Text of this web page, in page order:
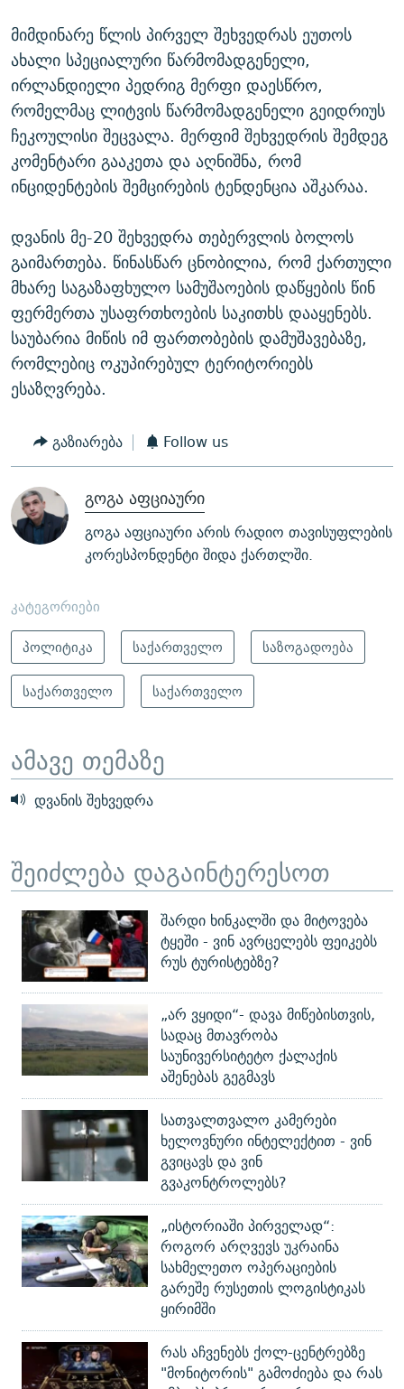
მიმდინარე წლის პირველ შეხვედრას ეუთოს
ახალი სპეციალური წარმომადგენელი,
ირლანდიელი პედრიგ მერფი დაესწრო,
რომელმაც ლიტვის წარმომადგენელი გეიდრიუს
ჩეკოულისი შეცვალა. მერფიმ შეხვედრის შემდეგ
კომენტარი გააკეთა და აღნიშნა, რომ
ინციდენტების შემცირების ტენდენცია აშკარაა.
დვანის მე-20 შეხვედრა თებერვლის ბოლოს
გაიმართება. წინასწარ ცნობილია, რომ ქართული
მხარე საგაზაფხულო სამუშაოების დაწყების წინ
ფერმერთა უსაფრთხოების საკითხს დააყენებს.
საუბარია მიწის იმ ფართობების დამუშავებაზე,
რომლებიც ოკუპირებულ ტერიტორიებს
ესაზღვრება.
გაზიარება Follow us
გოგა აფციაური
გოგა აფციაური არის რადიო თავისუფლების
კორესპონდენტი შიდა ქართლში.
კატეგორიები
პოლიტიკა
საქართველო
საზოგადოება
საქართველო
საქართველო
ამავე თემაზე
დვანის შეხვედრა
შეიძლება დაგაინტერესოთ
შარდი ხინკალში და მიტოვება
ტყეში - ვინ ავრცელებს ფეიკებს
რუს ტურისტებზე?
„არ ვყიდი“- დავა მიწებისთვის,
სადაც მთავრობა
საუნივერსიტეტო ქალაქის
აშენებას გეგმავს
სათვალთვალო კამერები
ხელოვნური ინტელექტით - ვინ
გვიცავს და ვინ
გვაკონტროლებს?
„ისტორიაში პირველად“:
როგორ არღვევს უკრაინა
სახმელეთო ოპერაციების
გარეშე რუსეთის ლოგისტიკას
ყირიმში
რას აჩვენებს ქოლ-ცენტრებზე
"მონიტორის" გამოძიება და რას